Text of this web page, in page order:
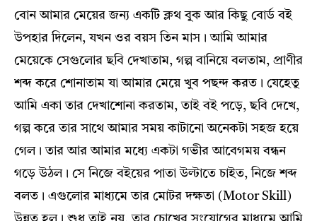
বোন আমার মেয়ের জন্য একটি ক্লথ বুক আর কিছু বোর্ড বই
উপহার দিলেন, যখন ওর বয়স তিন মাস। আমি আমার
মেয়েকে সেগুলোর ছবি দেখাতাম, গল্প বানিয়ে বলতাম, প্রাণীর
শব্দ করে শোনাতাম যা আমার মেয়ে খুব পছন্দ করত। যেহেতু
আমি একা তার দেখাশোনা করতাম, তাই বই পড়ে, ছবি দেখে,
গল্প করে তার সাথে আমার সময় কাটানো অনেকটা সহজ হয়ে
গেল। তার আর আমার মধ্যে একটা গভীর আবেগময় বন্ধন
গড়ে উঠল। সে নিজে বইয়ের পাতা উল্টাতে চাইত, নিজে শব্দ
বলত। এগুলোর মাধ্যমে তার মোটর দক্ষতা (Motor Skill)